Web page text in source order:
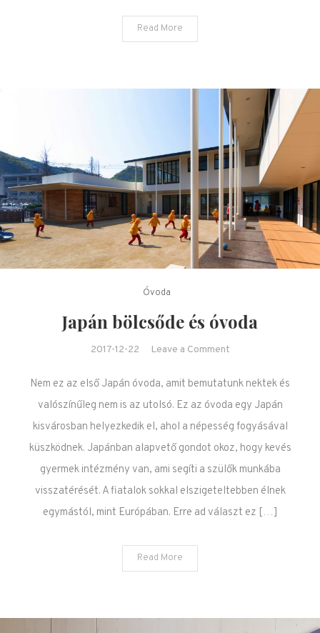
Read More
Óvoda
Japán bölcsőde és óvoda
2017-12-22 Leave a Comment
Nem ez az első Japán óvoda, amit bemutatunk nektek és
valószínűleg nem is az utolsó. Ez az óvoda egy Japán
kisvárosban helyezkedik el, ahol a népesség fogyásával
küszködnek. Japánban alapvető gondot okoz, hogy kevés
gyermek intézmény van, ami segíti a szülők munkába
visszatérését. A fiatalok sokkal elszigeteltebben élnek
egymástól, mint Európában. Erre ad választ ez […]
Read More